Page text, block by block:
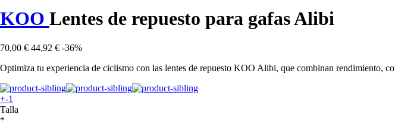
KOO Lentes de repuesto para gafas Alibi
70,00 € 44,92 € -36%
Optimiza tu experiencia de ciclismo con las lentes de repuesto KOO Alibi, que combinan rendimiento,
+-1
Talla
*